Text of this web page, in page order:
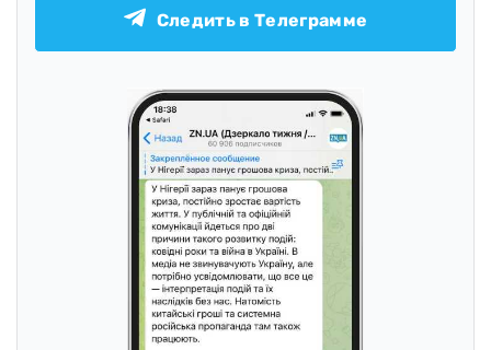
Следить в Телеграмме